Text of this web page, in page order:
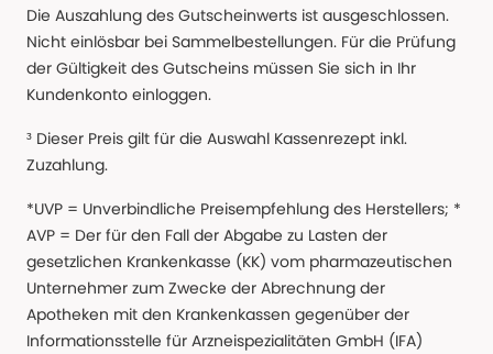
Die Auszahlung des Gutscheinwerts ist ausgeschlossen.
Nicht einlösbar bei Sammelbestellungen. Für die Prüfung
der Gültigkeit des Gutscheins müssen Sie sich in Ihr
Kundenkonto einloggen.
³ Dieser Preis gilt für die Auswahl Kassenrezept inkl.
Zuzahlung.
*UVP = Unverbindliche Preisempfehlung des Herstellers; *
AVP = Der für den Fall der Abgabe zu Lasten der
gesetzlichen Krankenkasse (KK) vom pharmazeutischen
Unternehmer zum Zwecke der Abrechnung der
Apotheken mit den Krankenkassen gegenüber der
Informationsstelle für Arzneispezialitäten GmbH (IFA)